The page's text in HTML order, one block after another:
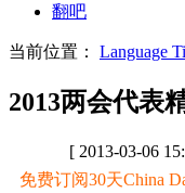
翻吧
当前位置： Language
2013两会代表
[ 2013-03-06
免费订阅30天China